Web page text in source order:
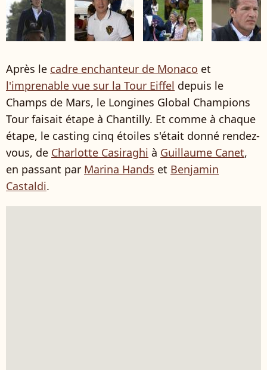
Après le cadre enchanteur de Monaco et
l'imprenable vue sur la Tour Eiffel depuis le
Champs de Mars, le Longines Global Champions
Tour faisait étape à Chantilly. Et comme à chaque
étape, le casting cinq étoiles s'était donné rendez-
vous, de Charlotte Casiraghi à Guillaume Canet,
en passant par Marina Hands et Benjamin
Castaldi.